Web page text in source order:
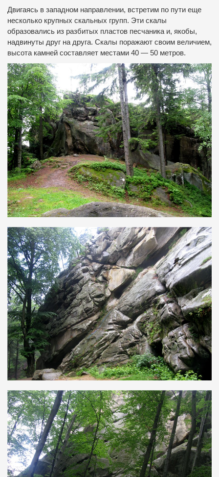
Двигаясь в западном направлении, встретим по пути еще
несколько крупных скальных групп. Эти скалы
образовались из разбитых пластов песчаника и, якобы,
надвинуты друг на друга. Скалы поражают своим величием,
высота камней составляет местами 40 — 50 метров.